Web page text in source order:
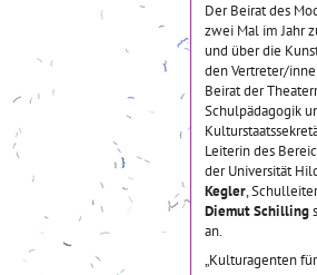
Der Beirat des
zwei Mal im Jahr
und über die
den Vertreter/
Beirat der
Schulpädagogik
Leiterin des
der Universität
Kegler ,
Diemut Schilling
an.
„Kulturagenten